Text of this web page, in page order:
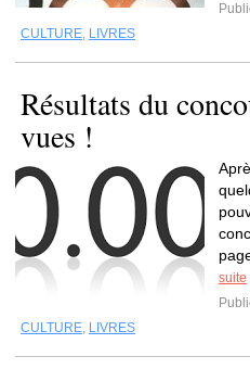
CULTURE, LIVRES
Résultats du
vues !
suite
CULTURE, LIVRES